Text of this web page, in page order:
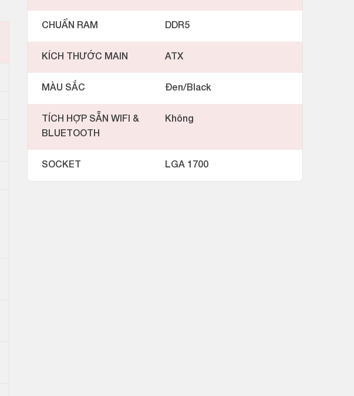
CHUẨN RAM DDR5
KÍCH THƯỚC MAIN ATX
MÀU SẮC Đen/Black
TÍCH HỢP SẴN WIFI &
BLUETOOTH
Không
SOCKET LGA 1700